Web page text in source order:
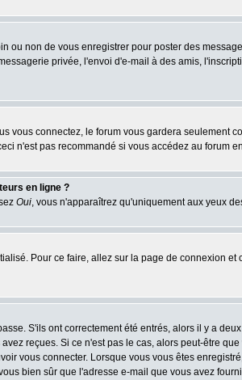
non de vous enregistrer pour poster des
privée, l'envoi d'e-mail à des amis,
vous connectez, le forum vous gardera seulement
n'est pas recommandé si vous accédez au forum
en ligne ?
Oui, vous n'apparaîtrez qu'uniquement aux yeux
Pour ce faire, allez sur la page de connexion et
S'ils ont correctement été entrés, alors il y a
reçues. Si ce n'est pas le cas, alors peut-être
vous connecter. Lorsque vous vous êtes
bien sûr que l'adresse e-mail que vous avez